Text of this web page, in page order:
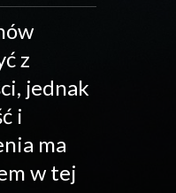
z
jednak
i
ma
w tej